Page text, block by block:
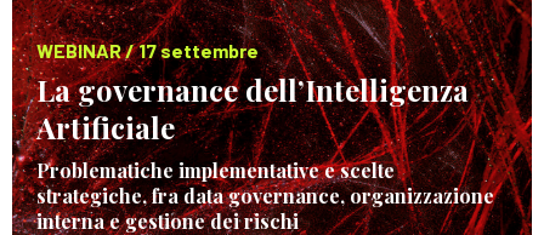
WEBINAR / 17 settembre
La governance dell’Intelligenza
Artificiale
Problematiche implementative e scelte
strategiche, fra data governance, organizzazione
interna e gestione dei rischi